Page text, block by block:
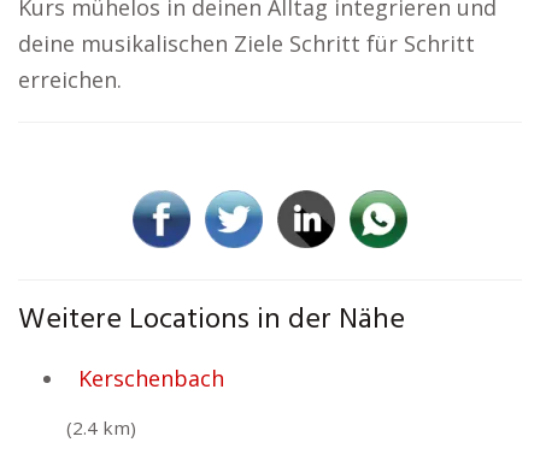
Kurs mühelos in deinen Alltag integrieren und
deine musikalischen Ziele Schritt für Schritt
erreichen.
Weitere Locations in der Nähe
Kerschenbach
(2.4 km)